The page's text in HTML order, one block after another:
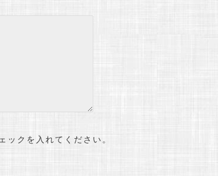
ックを入れてください。